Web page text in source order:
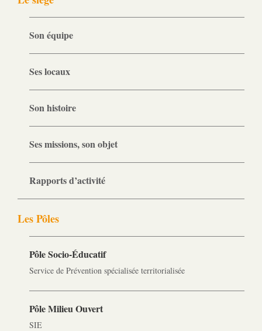
Son équipe
Ses locaux
Son histoire
Ses missions, son objet
Rapports d’activité
Les Pôles
Pôle Socio-­Éducatif
Service de Prévention spécialisée territorialisée
Pôle Milieu Ouvert
SIE